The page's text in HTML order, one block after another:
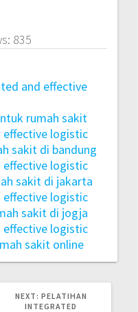
835
and effective
rumah sakit
logistic
sakit di bandung
logistic
sakit di jakarta
logistic
sakit di jogja
logistic
sakit online
NEXT: PELATIHAN
INTEGRATED